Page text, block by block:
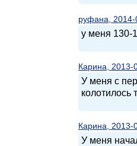
руфана, 2014-
у меня 130-
Карина, 2013-
У меня с
колотилось
Карина, 2013-
У меня